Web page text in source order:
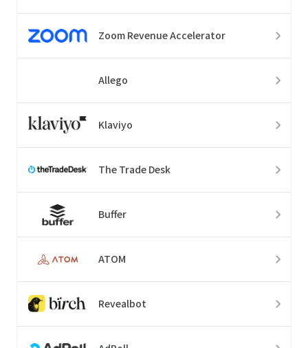
Zoom Revenue Accelerator
Allego
Klaviyo
The Trade Desk
Buffer
ATOM
Revealbot